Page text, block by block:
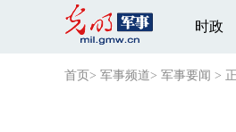
时政
首页 > 军事频道> 军事要闻 >